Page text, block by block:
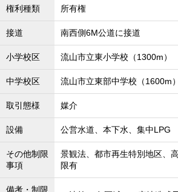
権利種類 所有権
接道 南西側6M公道に接道
小学校区 流山市立東小学校（1300m）
中学校区 流山市立東部中学校（1600m）
取引態様 媒介
設備 公営水道、本下水、集中LPG
その他制限
事項
景観法、都市再生特別地区、
限有
備考・制限